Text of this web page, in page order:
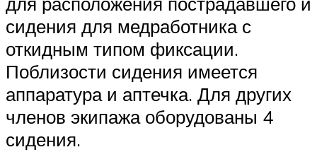
сидения для медработника с
откидным типом фиксации.
Поблизости сидения имеется
аппаратура и аптечка. Для других
членов экипажа оборудованы 4
сидения.